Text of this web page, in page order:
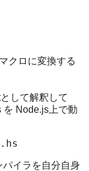
クロに変換する
して解釈して
を Node.js上で動
イラを自分自身